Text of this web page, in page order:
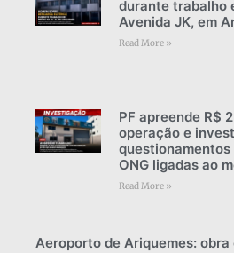
durante trabalho
Avenida JK, em
Read More »
PF apreende R$
operação e
questionamentos
ONG ligadas ao
Read More »
Aeroporto de Ariquemes: